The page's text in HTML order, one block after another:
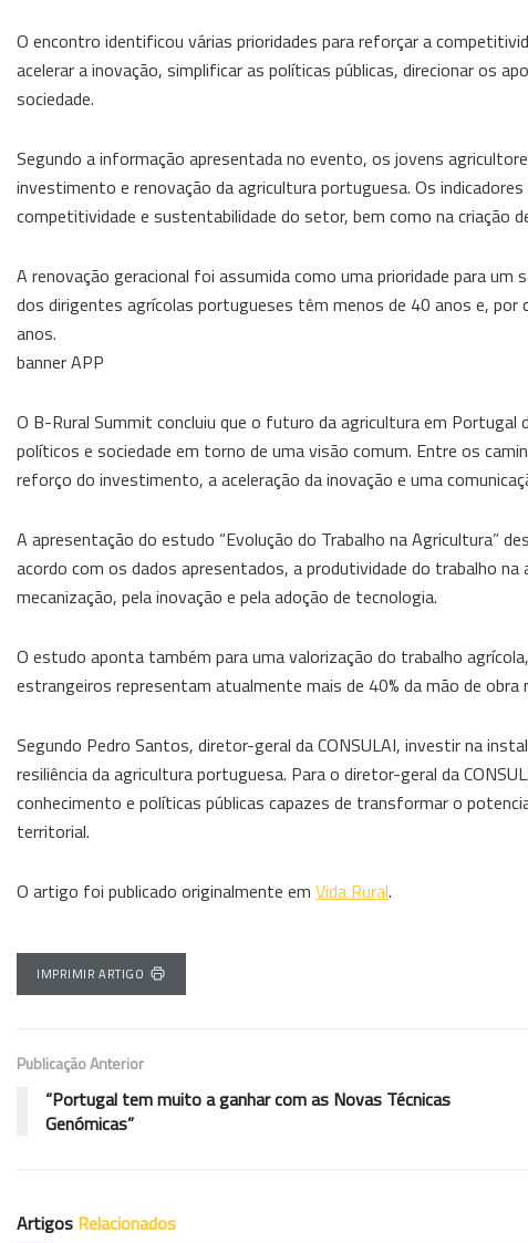
O encontro identificou várias prioridades para reforçar a
acelerar a inovação, simplificar as políticas públicas, direcionar os
sociedade.
Segundo a informação apresentada no evento, os jovens
investimento e renovação da agricultura portuguesa. Os
competitividade e sustentabilidade do setor, bem como na criação
A renovação geracional foi assumida como uma prioridade para um
dos dirigentes agrícolas portugueses têm menos de 40 anos e,
anos.
banner APP
O B-Rural Summit concluiu que o futuro da agricultura em Portugal
políticos e sociedade em torno de uma visão comum. Entre os
reforço do investimento, a aceleração da inovação e uma
A apresentação do estudo “Evolução do Trabalho na Agricultura”
acordo com os dados apresentados, a produtividade do trabalho
mecanização, pela inovação e pela adoção de tecnologia.
O estudo aponta também para uma valorização do trabalho
estrangeiros representam atualmente mais de 40% da mão de obra
Segundo Pedro Santos, diretor-geral da CONSULAI, investir na
resiliência da agricultura portuguesa. Para o diretor-geral da
conhecimento e políticas públicas capazes de transformar o
territorial.
O artigo foi publicado originalmente em Vida Rural.
IMPRIMIR ARTIGO
Publicação Anterior
“Portugal tem muito a ganhar com as Novas Técnicas
Genómicas”
Artigos Relacionados